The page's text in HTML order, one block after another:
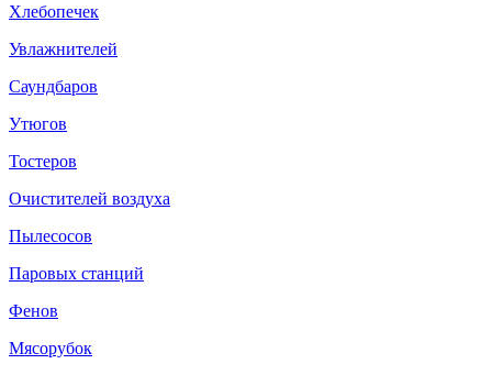
Хлебопечек
Увлажнителей
Саундбаров
Утюгов
Тостеров
Очистителей воздуха
Пылесосов
Паровых станций
Фенов
Мясорубок